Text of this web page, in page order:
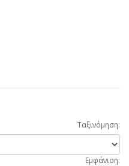
Ταξινόμηση:
Εμφάνιση: